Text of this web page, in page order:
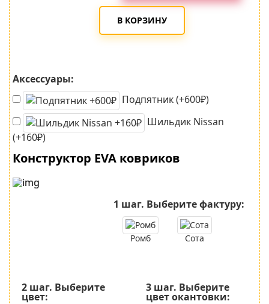
В КОРЗИНУ
Аксессуары:
Подпятник (+600₽)
Шильдик Nissan
(+160₽)
Конструктор EVA ковриков
1 шаг. Выберите фактуру:
Ромб Сота
2 шаг. Выберите
цвет:
3 шаг. Выберите
цвет окантовки: